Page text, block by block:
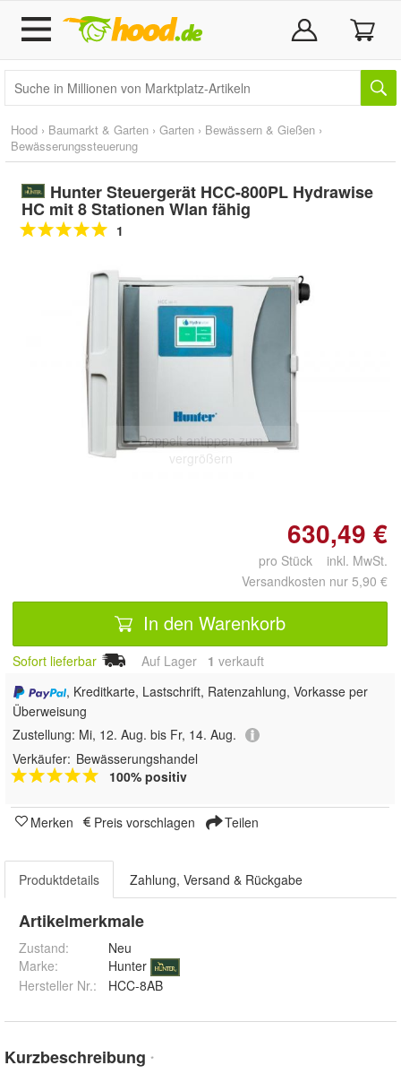
Hood › Baumarkt & Garten › Garten › Bewässern & Gießen ›
Bewässerungssteuerung
Hunter Steuergerät HCC-800PL Hydrawise
HC mit 8 Stationen Wlan fähig
1
Doppelt antippen zum
vergrößern
630,49 €
pro Stück inkl. MwSt.
Versandkosten nur 5,90 €
In den Warenkorb
Sofort lieferbar Auf Lager 1 verkauft
, Kreditkarte, Lastschrift, Ratenzahlung, Vorkasse per
Überweisung
Zustellung: Mi, 12. Aug. bis Fr, 14. Aug.
Verkäufer: Bewässerungshandel
100% positiv
Merken Preis vorschlagen Teilen
Produktdetails Zahlung, Versand & Rückgabe
Artikelmerkmale
Zustand:
Neu
Marke:
Hunter
Hersteller Nr.:
HCC-8AB
Kurzbeschreibung *